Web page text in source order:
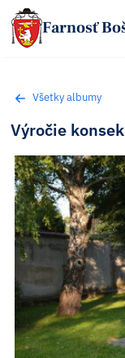
Farnosť
Všetky albumy
Výročie